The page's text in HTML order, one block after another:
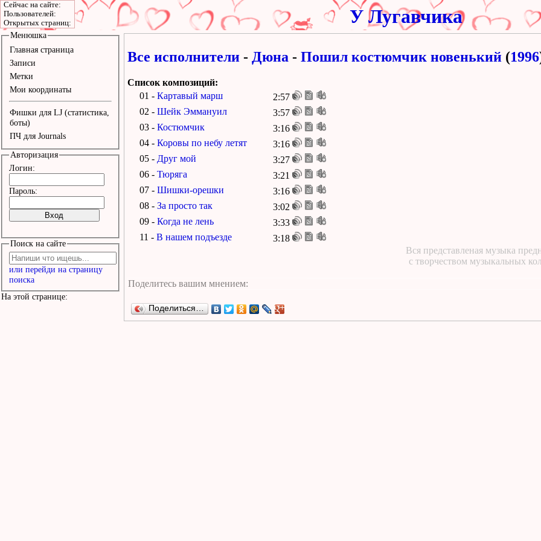
У Лугавчика
Все исполнители - Дюна - Пошил костюмчик новенький (1996
Список композиций:
01 - Картавый марш
2:57
02 - Шейк Эммануил
3:57
03 - Костюмчик
3:16
04 - Коровы по небу летят
3:16
05 - Друг мой
3:27
06 - Тюряга
3:21
07 - Шишки-орешки
3:16
08 - За просто так
3:02
09 - Когда не лень
3:33
11 - В нашем подъезде
3:18
Вся представленая музыка
с творчеством музыкальных
Поделиться…
Менюшка
Главная страница
Записи
Метки
Мои координаты
Фишки для LJ (статистика,
боты)
ПЧ для Journals
Авторизация
Логин:
Пароль:
Поиск на сайте
или перейди на страницу
поиска
На этой странице:
Сейчас на сайте:
Пользователей:
Открытых страниц: